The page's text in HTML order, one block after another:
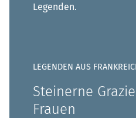
Legenden.
LEGENDEN AUS
Steinerne
Frauen